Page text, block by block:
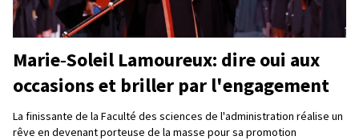
Marie‑Soleil Lamoureux: dire oui aux
occasions et briller par l'engagement
La finissante de la Faculté des sciences de l'administration réalise un
rêve en devenant porteuse de la masse pour sa promotion